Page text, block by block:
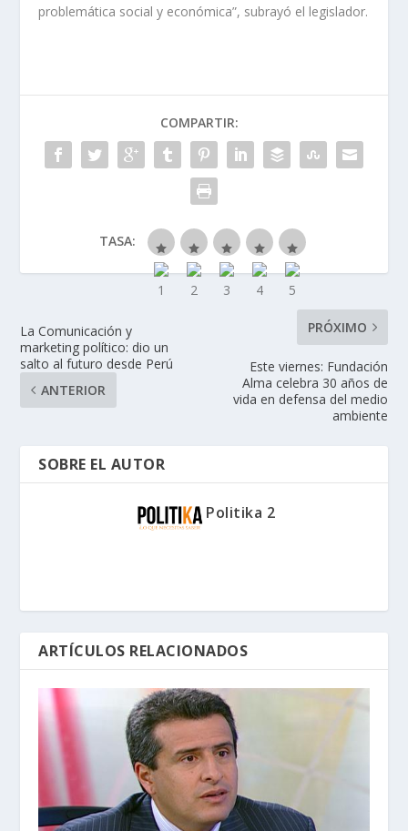
problemática social y económica”, subrayó el legislador.
COMPARTIR:
TASA:
La Comunicación y
marketing político: dio un
salto al futuro desde Perú
ANTERIOR
PRÓXIMO
Este viernes: Fundación
Alma celebra 30 años de
vida en defensa del medio
ambiente
SOBRE EL AUTOR
Politika 2
ARTÍCULOS RELACIONADOS